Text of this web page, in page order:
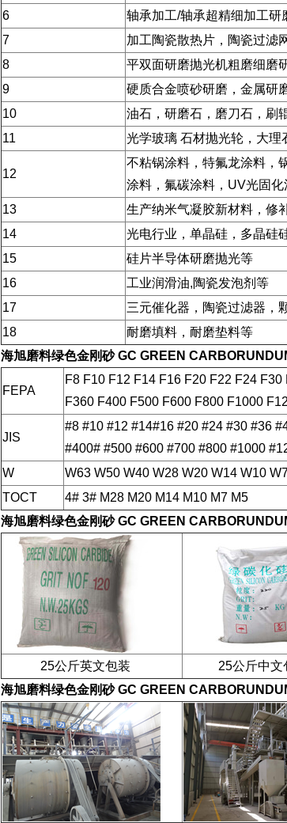
6
轴承加工/轴承超精细加工研
7
加工陶瓷散热片，陶瓷过滤
8
平双面研磨抛光机粗磨细磨
9
硬质合金喷砂研磨，金属研
10
油石，研磨石，磨刀石，刷
11
光学玻璃 石材抛光轮，大
12
不粘锅涂料，特氟龙涂料，
涂料，氟碳涂料，UV光固
13
生产纳米气凝胶新材料，修
14
光电行业，单晶硅，多晶硅
15
硅片半导体研磨抛光等
16
工业润滑油,陶瓷发泡剂等
17
三元催化器，陶瓷过滤器，
18
耐磨填料，耐磨垫料等
海旭磨料绿色金刚砂 GC GREEN
FEPA
F8 F10 F12 F14 F16 F20 F22 F24
F360 F400 F500 F600 F800 F1000
JIS
#8 #10 #12 #14#16 #20 #24 #30 #36
#400# #500 #600 #700 #800 #1000
W
W63 W50 W40 W28 W20 W14 W10
TOCT
4# 3# M28 M20 M14 M10 M7 M5
海旭磨料绿色金刚砂 GC GREEN
25公斤英文包装 25公斤中文
海旭磨料绿色金刚砂 GC GREEN